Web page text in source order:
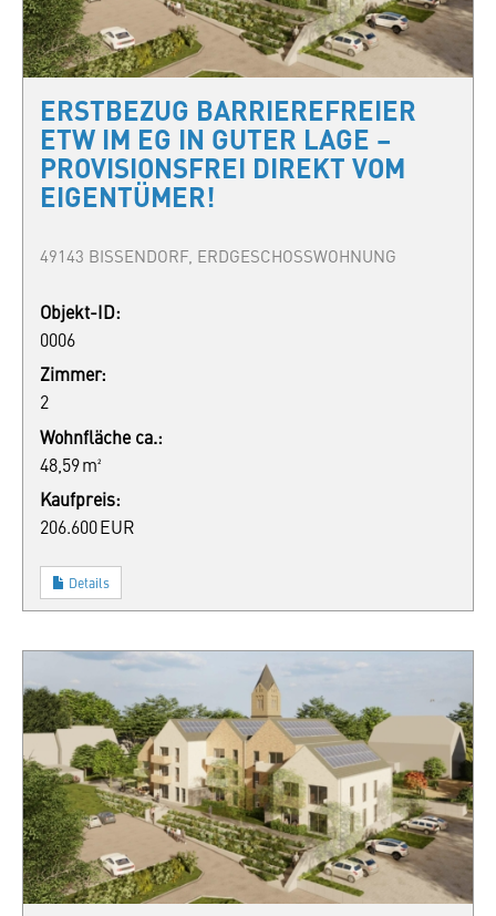
ERSTBEZUG BARRIEREFREIER
ETW IM EG IN GUTER LAGE –
PROVISIONSFREI DIREKT VOM
EIGENTÜMER!
49143 BISSENDORF, ERDGESCHOSSWOHNUNG
Objekt-ID:
0006
Zimmer:
2
Wohnfläche ca.:
48,59 m²
Kaufpreis:
206.600 EUR
Details